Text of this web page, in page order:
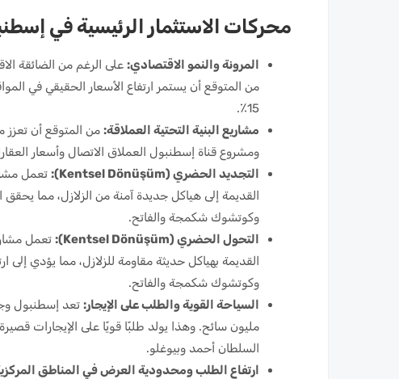
محركات الاستثمار الرئيسية في إسطنبول
المرونة والنمو الاقتصادي: على الرغم من الضائقة
15٪.
مشاريع البنية التحتية العملاقة: من المتوقع أن تعزز
ومشروع قناة إسطنبول العملاق الاتصال وأسعار
التجديد الحضري (Kentsel Dönüşüm):
تعمل
القديمة إلى هياكل جديدة آمنة من الزلازل، مما يحقق
وكوتشوك شكمجة والفاتح.
التحول الحضري (Kentsel Dönüşüm):
تعمل
القديمة بهياكل حديثة مقاومة للزلازل، مما يؤدي إلى
وكوتشوك شكمجة والفاتح.
السياحة القوية والطلب على الإيجار:
السلطان أحمد وبيوغلو.
ارتفاع الطلب ومحدودية العرض في المناطق